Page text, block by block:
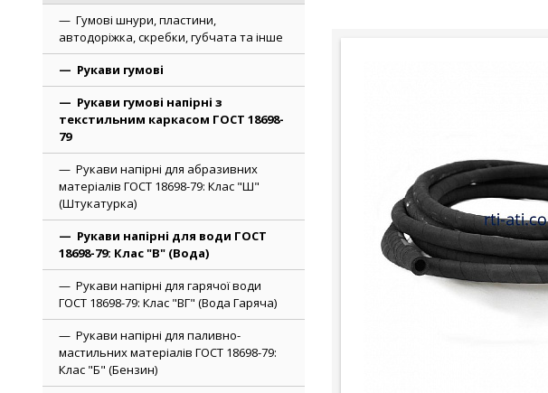
Гумові шнури, пластини,
автодоріжка, скребки, губчата та інше
Рукави гумові
Рукави гумові напірні з
текстильним каркасом ГОСТ 18698-
79
Рукави напірні для абразивних
матеріалів ГОСТ 18698-79: Клас "Ш"
(Штукатурка)
Рукави напірні для води ГОСТ
18698-79: Клас "В" (Вода)
Рукави напірні для гарячої води
ГОСТ 18698-79: Клас "ВГ" (Вода Гаряча)
Рукави напірні для паливно-
мастильних матеріалів ГОСТ 18698-79:
Клас "Б" (Бензин)